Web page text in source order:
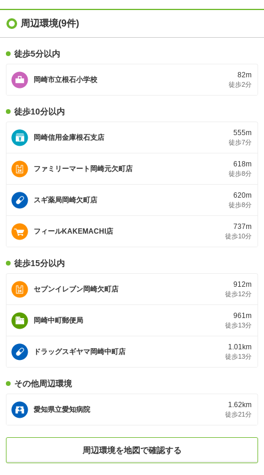
周辺環境(9件)
徒歩5分以内
岡崎市立根石小学校
82m
徒歩2分
徒歩10分以内
岡崎信用金庫根石支店
555m
徒歩7分
ファミリーマート岡崎元欠町店
618m
徒歩8分
スギ薬局岡崎欠町店
620m
徒歩8分
フィールKAKEMACHI店
737m
徒歩10分
徒歩15分以内
セブンイレブン岡崎欠町店
912m
徒歩12分
岡崎中町郵便局
961m
徒歩13分
ドラッグスギヤマ岡崎中町店
1.01km
徒歩13分
その他周辺環境
愛知県立愛知病院
1.62km
徒歩21分
周辺環境を地図で確認する